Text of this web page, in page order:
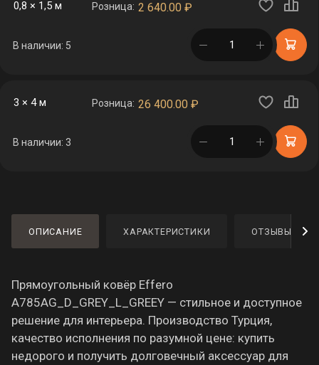
0,8 × 1,5 м Розница: 2 640.00 ₽
В наличии: 5 в корзине
3 × 4 м Розница: 26 400.00 ₽
В наличии: 3 в корзине
ОПИСАНИЕ ХАРАКТЕРИСТИКИ ОТЗЫВЫ
Прямоугольный ковёр Effero
A785AG_D_GREY_L_GREEY — стильное и доступное
решение для интерьера. Производство Турция,
качество исполнения по разумной цене: купить
недорого и получить долговечный аксессуар для